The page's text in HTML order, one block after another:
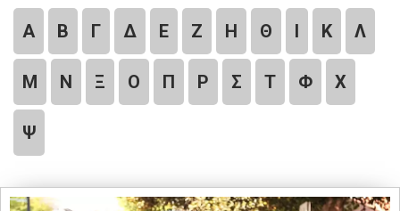
Α Β Γ Δ Ε Ζ Η Θ Ι Κ Λ
Μ Ν Ξ Ο Π Ρ Σ Τ Φ Χ
Ψ